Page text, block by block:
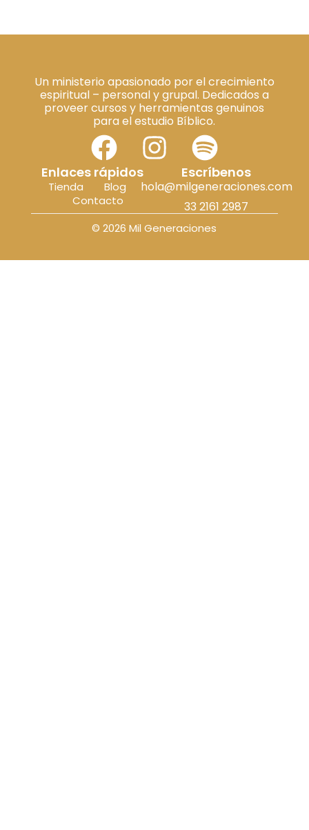
Un ministerio apasionado por el crecimiento
espiritual – personal y grupal. Dedicados a
proveer cursos y herramientas genuinos
para el estudio Bíblico.
Enlaces rápidos
Tienda
Blog
Contacto
Escríbenos
hola@milgeneraciones.com
33 2161 2987
© 2026 Mil Generaciones